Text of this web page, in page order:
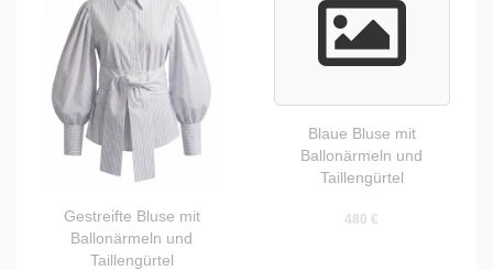
Gestreifte Bluse mit
Ballonärmeln und
Taillengürtel
Blaue Bluse mit
Ballonärmeln und
Taillengürtel
480 €